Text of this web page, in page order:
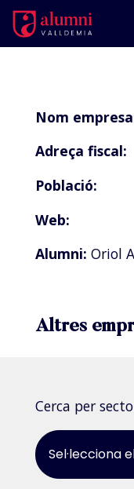
Nom
Adreça fiscal:
Població:
Web:
Alumni: Oriol
Altres
Cerca per
Sel·lecciona